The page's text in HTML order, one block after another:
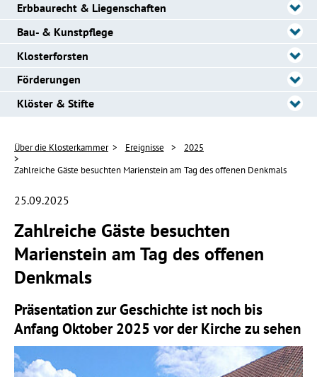
Erbbaurecht & Liegenschaften
Bau- & Kunstpflege
Klosterforsten
Förderungen
Klöster & Stifte
Über die Klosterkammer Ereignisse
2025
Zahlreiche Gäste besuchten Marienstein am Tag des offenen Denkmals
25.09.2025
Zahlreiche Gäste besuchten
Marienstein am Tag des offenen
Denkmals
Präsentation zur Geschichte ist noch bis
Anfang Oktober 2025 vor der Kirche zu sehen